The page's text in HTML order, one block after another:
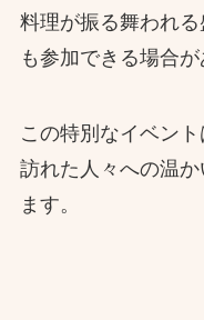
料理が振る舞われ
も参加できる場合が
この特別なイベント
訪れた人々への温
ます。